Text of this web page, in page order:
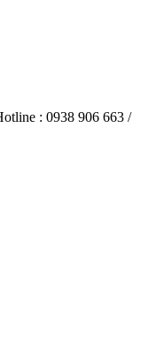
: 0938 906 663 /